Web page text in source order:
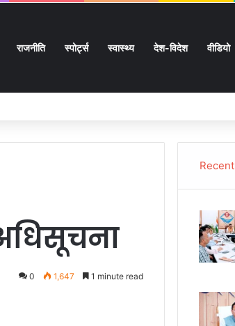
राजनीति स्पोर्ट्स स्वास्थ्य देश-विदेश वीडियो
हो रही कांवड़ यात्रा
0 1,647 1 minute read
Recent